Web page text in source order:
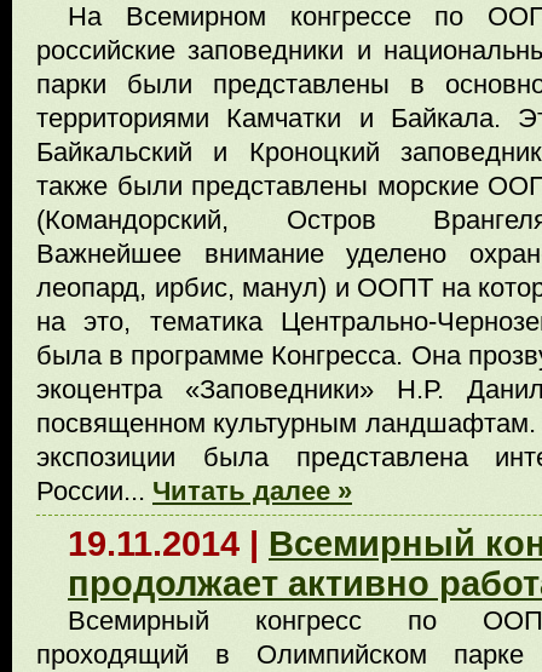
На Всемирном конгрессе по
российские заповедники и
парки были представлены в
территориями Камчатки и Байкала.
Байкальский и Кроноцкий
также были представлены морские
(Командорский, Остров
Важнейшее внимание уделено
леопард, ирбис, манул) и ООПТ на
на это, тематика Центрально-
была в программе Конгресса. Она
экоцентра «Заповедники» Н.Р.
посвященном культурным ландшафтам.
экспозиции была представлена
России... Читать далее »
19.11.2014 | Всемирный
продолжает активно
Всемирный конгресс по
проходящий в Олимпийском парке